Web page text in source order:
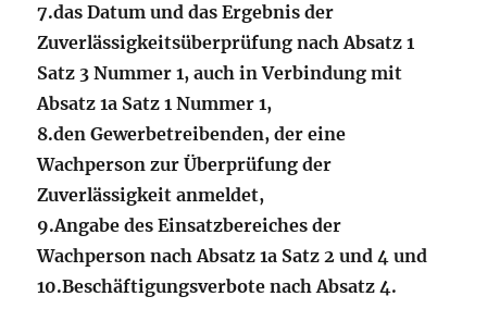
7.das Datum und das Ergebnis der
Zuverlässigkeitsüberprüfung nach Absatz 1
Satz 3 Nummer 1, auch in Verbindung mit
Absatz 1a Satz 1 Nummer 1,
8.den Gewerbetreibenden, der eine
Wachperson zur Überprüfung der
Zuverlässigkeit anmeldet,
9.Angabe des Einsatzbereiches der
Wachperson nach Absatz 1a Satz 2 und 4 und
10.Beschäftigungsverbote nach Absatz 4.